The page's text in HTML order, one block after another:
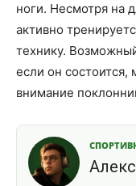
ноги. Несмотря на
активно
технику.
если он состоится,
внимание